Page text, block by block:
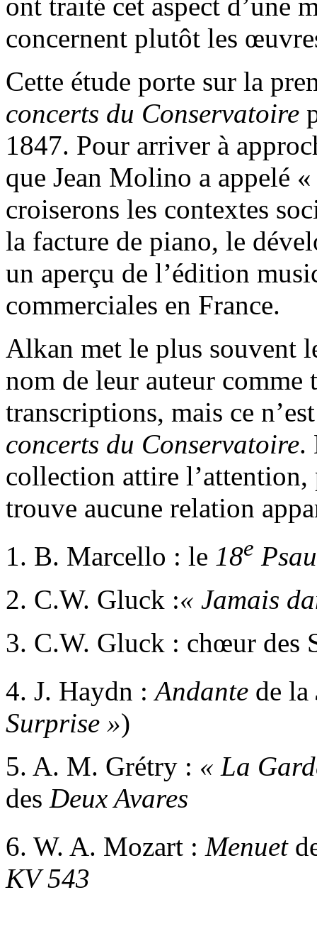
concernent plutôt les
Cette étude porte sur la
concerts du Conservatoire
1847. Pour arriver à
que Jean Molino a appelé
croiserons les contextes
la facture de piano, le
un aperçu de l’édition
commerciales en France.
Alkan met le plus souvent
nom de leur auteur comme
transcriptions, mais ce
concerts du Conservatoire.
collection attire l’attention,
trouve aucune relation
1. B. Marcello : le 18e
2. C.W. Gluck :« Jamais
3. C.W. Gluck : chœur des
4. J. Haydn :Andante de la
Surprise »)
5. A. M. Grétry : « La
des Deux Avares
6. W. A. Mozart : Menuet
KV 543